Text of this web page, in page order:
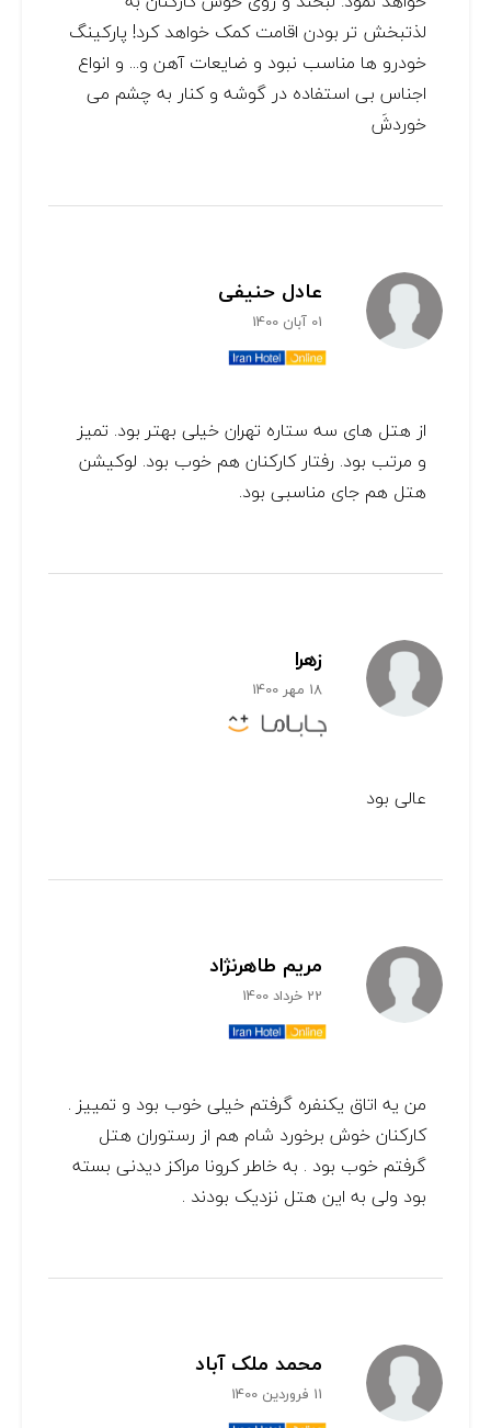
لذتبخش تر بودن اقامت کمک خواهد کرد! پارکینگ
خودرو ها مناسب نبود و ضایعات آهن و... و انواع
اجناس بی استفاده در گوشه و کنار به چشم می
خوردشَ
عادل حنیفی
01 آبان 1400
از هتل های سه ستاره تهران خیلی بهتر بود. تمیز
و مرتب بود. رفتار کارکنان هم خوب بود. لوکیشن
هتل هم جای مناسبی بود.
زهرا
18 مهر 1400
عالی بود
مریم طاهرنژاد
22 خرداد 1400
من یه اتاق یکنفره گرفتم خیلی خوب بود و تمییز .
کارکنان خوش برخورد شام هم از رستوران هتل
گرفتم خوب بود . به خاطر کرونا مراکز دیدنی بسته
بود ولی به این هتل نزدیک بودند .
محمد ملک آباد
11 فروردین 1400